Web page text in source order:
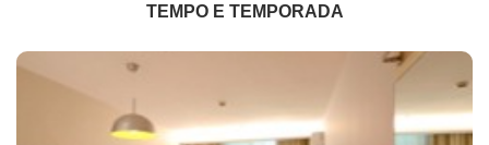
TEMPO E TEMPORADA